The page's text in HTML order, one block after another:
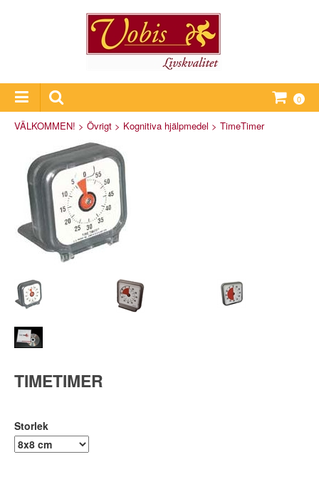
0
VÄLKOMMEN! > Övrigt > Kognitiva hjälpmedel > TimeTimer
TIMETIMER
Storlek